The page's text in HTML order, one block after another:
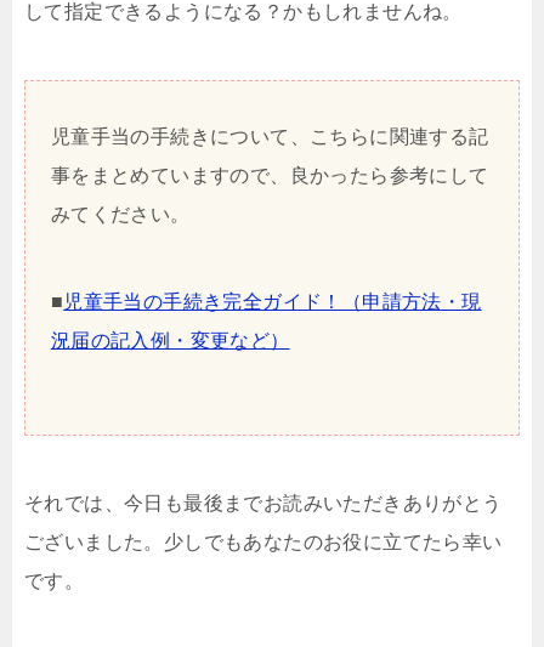
して指定できるようになる？かもしれませんね。
児童手当の手続きについて、こちらに関連する記
事をまとめていますので、良かったら参考にして
みてください。
■ 児童手当の手続き完全ガイド！（申請方法・現
況届の記入例・変更など）
それでは、今日も最後までお読みいただきありがとう
ございました。少しでもあなたのお役に立てたら幸い
です。